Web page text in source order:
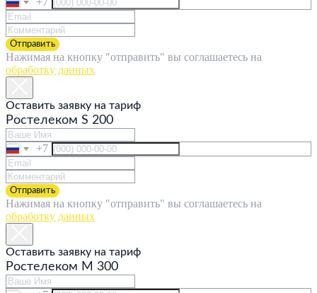
Отправить
Нажимая на кнопку "отправить" вы соглашаетесь на
обработку данных
Оставить заявку на тариф
Ростелеком S 200
+7
Отправить
Нажимая на кнопку "отправить" вы соглашаетесь на
обработку данных
Оставить заявку на тариф
Ростелеком M 300